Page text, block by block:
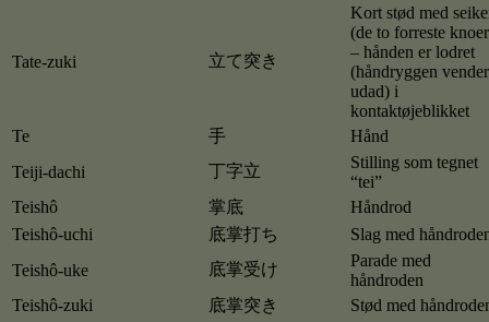
Tate-zuki 立て突き
Kort stød med
(de to forreste
– hånden er lodret
(håndryggen vender
udad) i
kontaktøjeblikket
Te
手
Hånd
Teiji-dachi
丁字立
Stilling som tegnet
“tei”
Teishô
掌底
Håndrod
Teishô-uchi
底掌打ち
Slag med
Teishô-uke
底掌受け
Parade med
håndroden
Teishô-zuki
底掌突き
Stød med